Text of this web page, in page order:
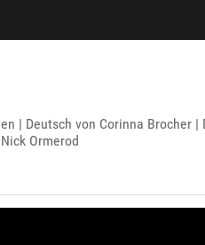
| Deutsch von Corinna Brocher
Ormerod